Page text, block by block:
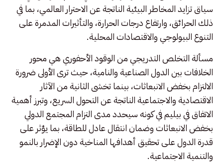
سياق تزايد المخاطر البيئية الناتجة عن الاحترار العالمي، بما في
ذلك الحرائق، وارتفاع درجات الحرارة، والتأثيرات المدمرة على
التنوع البيولوجي والاقتصادات المحلية.
مسألة التخلص التدريجي من الوقود الأحفوري هي محور
الخلافات بين الدول الصناعية والنامية، حيث ترى الأولى ضرورة
الالتزام بخفض الانبعاثات، بينما تخشى الثانية من الآثار
الاقتصادية والاجتماعية الناتجة عن التحول السريع، وتبرز أهمية
الاتفاق في بيليم في كونه سيحدد مدى التزام المجتمع الدولي
بخفض الانبعاثات وضمان انتقال عادل للطاقة، بما يؤثر على
قدرة الدول على تحقيق أهدافها المناخية دون الإضرار بالنمو
والتنمية الاجتماعية.